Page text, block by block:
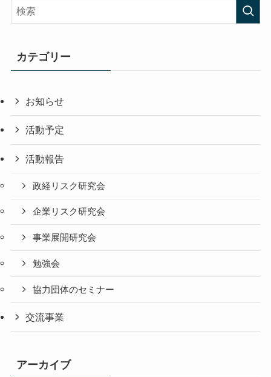
カテゴリー
お知らせ
活動予定
活動報告
政経リスク研究会
企業リスク研究会
事業展開研究会
勉強会
協力団体のセミナー
交流事業
アーカイブ